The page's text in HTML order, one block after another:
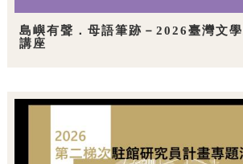
島嶼有聲．母語筆跡－2026臺灣文
講座